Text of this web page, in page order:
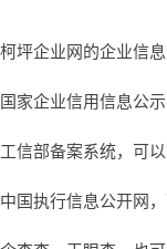
柯坪企业网的企业信息
国家企业信用信息公
工信部备案系统，可
中国执行信息公开网